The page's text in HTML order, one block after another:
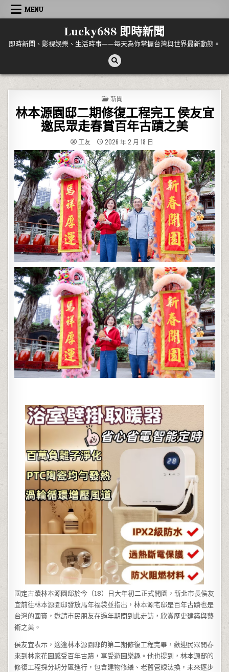
Skip to content
MENU
Lucky688 即時新聞
即時新聞、影視娛樂、生活時事——每天為你掌握台灣與世界最新動態。
POSTED IN
新聞
林本源園邸二期修復工程完工 侯友宜
邀民眾走春賞百年古蹟之美
工友 2026 年 2 月 18 日
國定古蹟林本源園邸於今（18）日大年初二正式開園，新北市長侯友
宜前往林本源園邸發放馬年福袋並指出，林本源宅邸是百年古蹟也是
台灣的國寶，邀請市民朋友在過年期間到此走訪，欣賞歷史建築與藝
術之美。
侯友宜表示，適逢林本源園邸的第二期修復工程完畢，歡迎民眾開春
來到林家花園感受百年古蹟，享受遊園樂趣。他也提到，林本源邸的
修復工程採分期分區進行，包含建物修繕、老舊管線汰換，未來逐步